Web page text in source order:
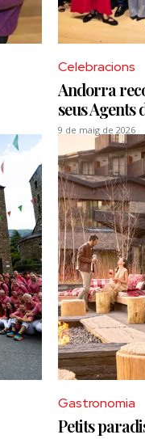
Celebracions
Andorra
seus
9 de maig de 2026
Gastronomia
Petits